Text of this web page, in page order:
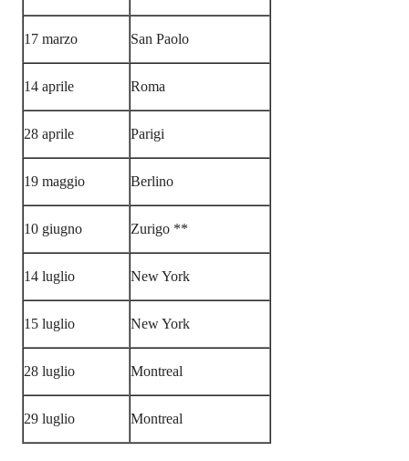
17 marzo San Paolo
14 aprile Roma
28 aprile Parigi
19 maggio Berlino
10 giugno Zurigo **
14 luglio New York
15 luglio New York
28 luglio Montreal
29 luglio Montreal